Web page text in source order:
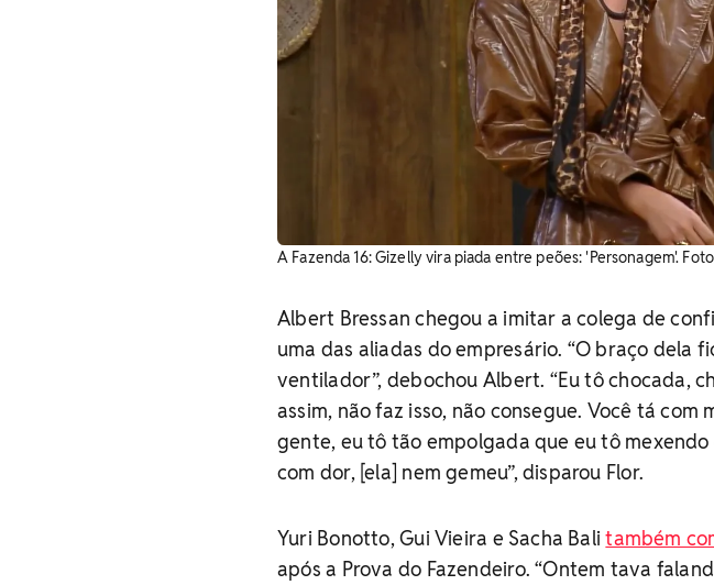
A Fazenda 16: Gizelly vira piada entre peões: 'Personagem'.
Albert Bressan chegou a imitar a colega de
uma das aliadas do empresário. “O braço dela
ventilador”, debochou Albert. “Eu tô chocada,
assim, não faz isso, não consegue. Você tá
gente, eu tô tão empolgada que eu tô
com dor, [ela] nem gemeu”, disparou Flor.
Yuri Bonotto, Gui Vieira e Sacha Balitambém
após a Prova do Fazendeiro. “Ontem tava